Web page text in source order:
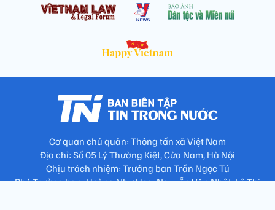
Cơ quan chủ quản: Thông tấn xã Việt Nam
Địa chỉ: Số 05 Lý Thường Kiệt, Cửa Nam, Hà Nội
Chịu trách nhiệm: Trưởng ban Trần Ngọc Tú
Phó Trưởng ban: Hoàng Như Hoa, Nguyễn Văn Nhật, Lê Thị